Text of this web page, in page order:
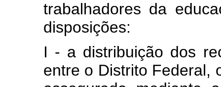
trabalhadores da
disposições:
I - a distribuição dos
entre o Distrito Federal,